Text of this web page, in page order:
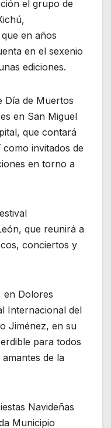
el grupo de
en años
en el sexenio
ediciones.
Día de Muertos
en San Miguel
que contará
invitados de
en torno a
que reunirá a
conciertos y
en Dolores
Internacional del
Jiménez, en su
para todos
de la
Navideñas
Municipio